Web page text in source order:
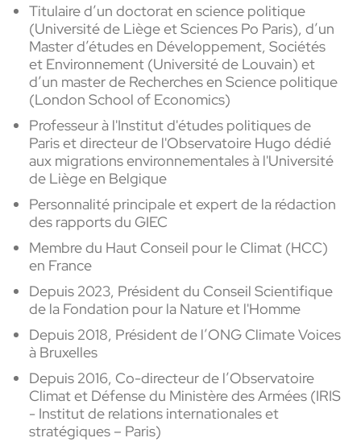
Titulaire d’un doctorat en science politique
(Université de Liège et Sciences Po Paris), d’un
Master d’études en Développement, Sociétés
et Environnement (Université de Louvain) et
d’un master de Recherches en Science politique
(London School of Economics)
Professeur à l'Institut d'études politiques de
Paris et directeur de l'Observatoire Hugo dédié
aux migrations environnementales à l'Université
de Liège en Belgique
Personnalité principale et expert de la rédaction
des rapports du GIEC
Membre du Haut Conseil pour le Climat (HCC)
en France
Depuis 2023, Président du Conseil Scientifique
de la Fondation pour la Nature et l'Homme
Depuis 2018, Président de l’ONG Climate Voices
à Bruxelles
Depuis 2016, Co-directeur de l’Observatoire
Climat et Défense du Ministère des Armées (IRIS
- Institut de relations internationales et
stratégiques – Paris)